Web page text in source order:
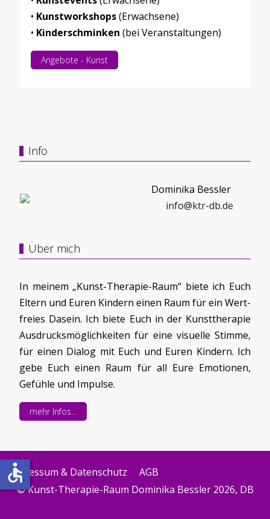
• Kunstworkshops(Erwachsene)
• Kinderschminken (bei Veranstaltungen)
Angebote - Kunst
Info
Dominika Bessler
info@ktr-db.de
Über mich
In meinem „Kunst-Therapie-Raum“ biete ich Euch
Eltern und Euren Kindern einen Raum für ein Wert-
freies Dasein. Ich biete Euch in der Kunsttherapie
Ausdrucksmöglichkeiten für eine visuelle Stimme,
für einen Dialog mit Euch und Euren Kindern. Ich
gebe Euch einen Raum für all Eure Emotionen,
Gefühle und Impulse.
mehr Infos...
Impressum & Datenschutz
AGB
© Kunst-Therapie-Raum Dominika Bessler 2026, DB
accessible